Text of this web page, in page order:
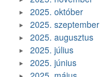
2025. október
2025. szeptember
2025. augusztus
2025. július
2025. június